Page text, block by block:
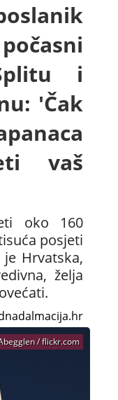
i
'Čak
vaš
oko 160
posjeti
Hrvatska,
želja
/ flickr.com